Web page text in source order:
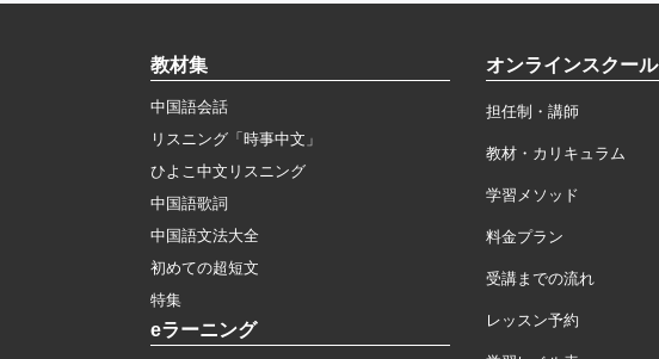
教材集
中国語会話
リスニング「時事中文」
ひよこ中文リスニング
中国語歌詞
中国語文法大全
初めての超短文
特集
eラーニング
オンラインスクール
担任制・講師
教材・カリキュラム
学習メソッド
料金プラン
受講までの流れ
レッスン予約